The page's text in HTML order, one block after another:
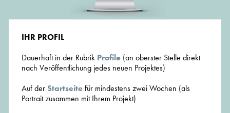
IHR PROFIL
Dauerhaft in der Rubrik Profile (an oberster Stelle direkt
nach Veröffentlichung jedes neuen Projektes)
Auf derStartseitefür mindestens zwei Wochen (als
Portrait zusammen mit Ihrem Projekt)